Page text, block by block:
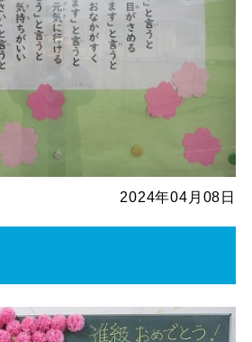
2024年04月08日